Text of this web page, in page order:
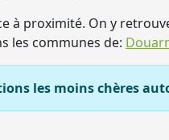
à proximité. On y
les communes de:
les moins chères